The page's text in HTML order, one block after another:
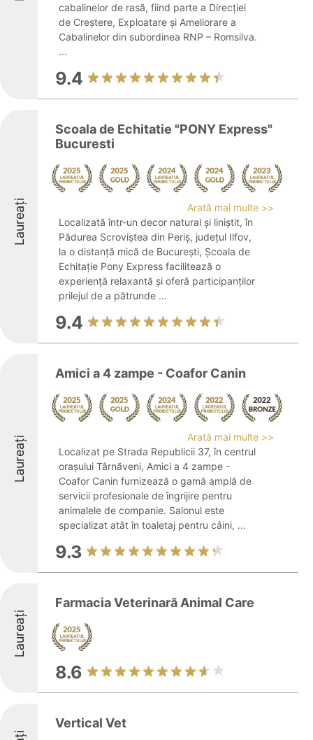
cabalinelor de rasă, fiind parte a Direcției
de Creștere, Exploatare și Ameliorare a
Cabalinelor din subordinea RNP – Romsilva.
...
9.4
Laureați
Scoala de Echitatie "PONY Express"
Bucuresti
Arată mai multe >>
Localizată într-un decor natural și liniștit, în
Pădurea Scroviștea din Periș, județul Ilfov,
la o distanță mică de București, Școala de
Echitație Pony Express facilitează o
experiență relaxantă și oferă participanților
prilejul de a pătrunde ...
9.4
Laureați
Amici a 4 zampe - Coafor Canin
Arată mai multe >>
Localizat pe Strada Republicii 37, în centrul
orașului Târnăveni, Amici a 4 zampe -
Coafor Canin furnizează o gamă amplă de
servicii profesionale de îngrijire pentru
animalele de companie. Salonul este
specializat atât în toaletaj pentru câini, ...
9.3
Laureați
Farmacia Veterinară Animal Care
8.6
Vertical Vet